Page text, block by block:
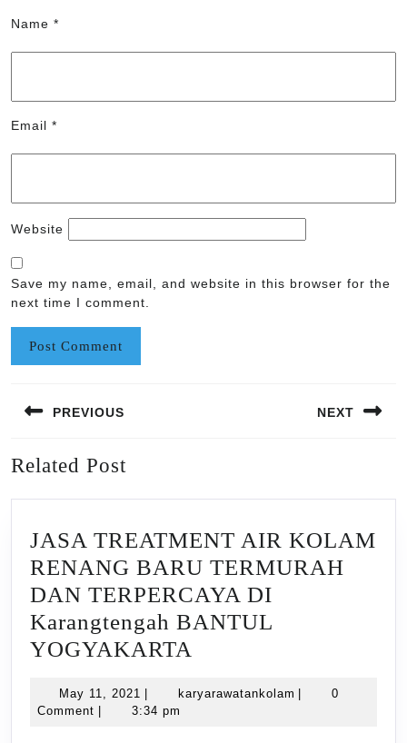
Name *
Email *
Website
Save my name, email, and website in this browser for the
next time I comment.
navigation
PREVIOUS
post:
NEXT
Related Post
JASA TREATMENT AIR KOLAM
RENANG BARU TERMURAH
DAN TERPERCAYA DI
Karangtengah BANTUL
YOGYAKARTA
AIR
May 11, 2021 May
11,
karyarawatankolam
0
Comment
3:34 pm